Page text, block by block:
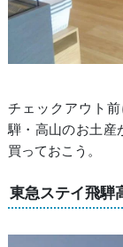
チェックアウト
騨・高山のお土産
買っておこう。
東急ステイ飛